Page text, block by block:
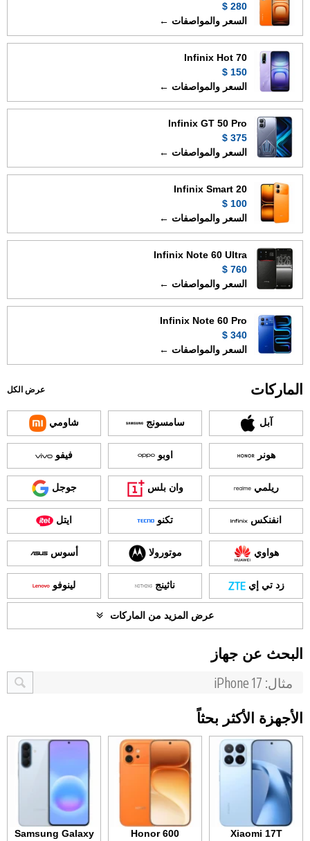
280 $
السعر والمواصفات ←
Infinix Hot 70
150 $
السعر والمواصفات ←
Infinix GT 50 Pro
375 $
السعر والمواصفات ←
Infinix Smart 20
100 $
السعر والمواصفات ←
Infinix Note 60 Ultra
760 $
السعر والمواصفات ←
Infinix Note 60 Pro
340 $
السعر والمواصفات ←
الماركات عرض الكل
آبل سامسونج شاومي
هونر اوبو فيفو
ريلمي وان بلس جوجل
انفنكس تكنو ايتل
هواوي موتورولا أسوس
زد تي إي ناثينج لينوفو
عرض المزيد من الماركات
البحث عن جهاز
الأجهزة الأكثر بحثاً
Xiaomi 17T
Honor 600
Samsung Galaxy